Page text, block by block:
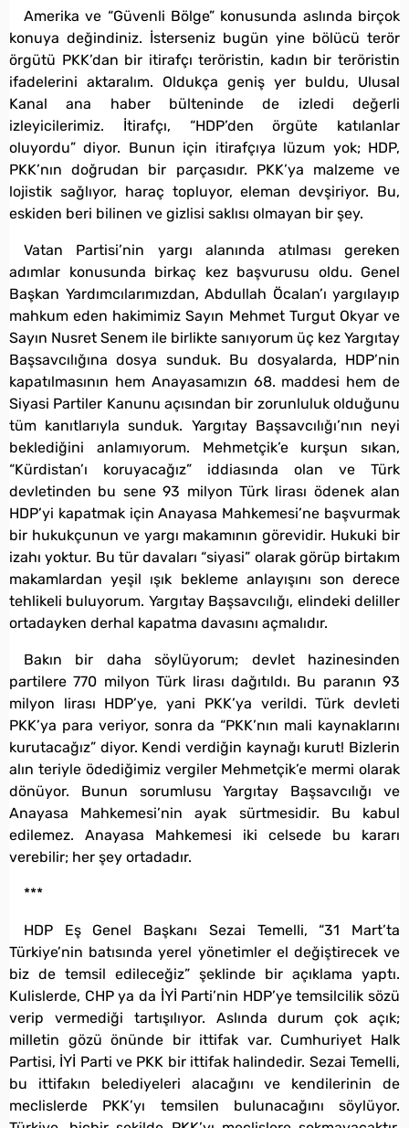
Amerika ve “Güvenli Bölge” konusunda aslında birçok
konuya değindiniz. İsterseniz bugün yine bölücü terör
örgütü PKK’dan bir itirafçı teröristin, kadın bir teröristin
ifadelerini aktaralım. Oldukça geniş yer buldu, Ulusal
Kanal ana haber bülteninde de izledi değerli
izleyicilerimiz. İtirafçı, “HDP’den örgüte katılanlar
oluyordu” diyor. Bunun için itirafçıya lüzum yok; HDP,
PKK’nın doğrudan bir parçasıdır. PKK’ya malzeme ve
lojistik sağlıyor, haraç topluyor, eleman devşiriyor. Bu,
eskiden beri bilinen ve gizlisi saklısı olmayan bir şey.
Vatan Partisi’nin yargı alanında atılması gereken
adımlar konusunda birkaç kez başvurusu oldu. Genel
Başkan Yardımcılarımızdan, Abdullah Öcalan’ı yargılayıp
mahkum eden hakimimiz Sayın Mehmet Turgut Okyar ve
Sayın Nusret Senem ile birlikte sanıyorum üç kez Yargıtay
Başsavcılığına dosya sunduk. Bu dosyalarda, HDP’nin
kapatılmasının hem Anayasamızın 68. maddesi hem de
Siyasi Partiler Kanunu açısından bir zorunluluk olduğunu
tüm kanıtlarıyla sunduk. Yargıtay Başsavcılığı’nın neyi
beklediğini anlamıyorum. Mehmetçik’e kurşun sıkan,
“Kürdistan’ı koruyacağız” iddiasında olan ve Türk
devletinden bu sene 93 milyon Türk lirası ödenek alan
HDP’yi kapatmak için Anayasa Mahkemesi’ne başvurmak
bir hukukçunun ve yargı makamının görevidir. Hukuki bir
izahı yoktur. Bu tür davaları “siyasi” olarak görüp birtakım
makamlardan yeşil ışık bekleme anlayışını son derece
tehlikeli buluyorum. Yargıtay Başsavcılığı, elindeki deliller
ortadayken derhal kapatma davasını açmalıdır.
Bakın bir daha söylüyorum; devlet hazinesinden
partilere 770 milyon Türk lirası dağıtıldı. Bu paranın 93
milyon lirası HDP’ye, yani PKK’ya verildi. Türk devleti
PKK’ya para veriyor, sonra da “PKK’nın mali kaynaklarını
kurutacağız” diyor. Kendi verdiğin kaynağı kurut! Bizlerin
alın teriyle ödediğimiz vergiler Mehmetçik’e mermi olarak
dönüyor. Bunun sorumlusu Yargıtay Başsavcılığı ve
Anayasa Mahkemesi’nin ayak sürtmesidir. Bu kabul
edilemez. Anayasa Mahkemesi iki celsede bu kararı
verebilir; her şey ortadadır.
***
HDP Eş Genel Başkanı Sezai Temelli, “31 Mart’ta
Türkiye’nin batısında yerel yönetimler el değiştirecek ve
biz de temsil edileceğiz” şeklinde bir açıklama yaptı.
Kulislerde, CHP ya da İYİ Parti’nin HDP’ye temsilcilik sözü
verip vermediği tartışılıyor. Aslında durum çok açık;
milletin gözü önünde bir ittifak var. Cumhuriyet Halk
Partisi, İYİ Parti ve PKK bir ittifak halindedir. Sezai Temelli,
bu ittifakın belediyeleri alacağını ve kendilerinin de
meclislerde PKK’yı temsilen bulunacağını söylüyor.